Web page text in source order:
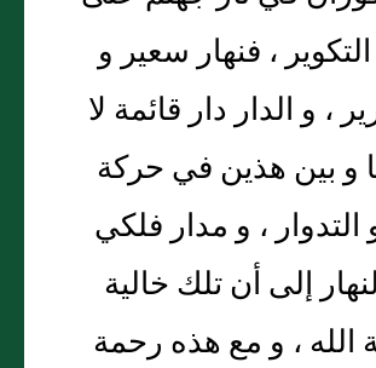
، فنهار سعير و
، و الدار دار قائمة لا
و بين هذين في حركة
التدوار ، و مدار فلكي
إلى أن تلك خالية
، و مع هذه رحمة